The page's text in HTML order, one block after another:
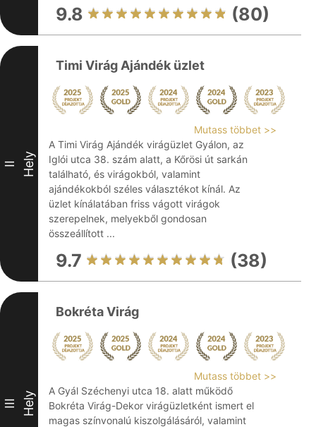
9.8 (80)
II Hely
Timi Virág Ajándék üzlet
Mutass többet >>
A Timi Virág Ajándék virágüzlet Gyálon, az
Iglói utca 38. szám alatt, a Kőrösi út sarkán
található, és virágokból, valamint
ajándékokból széles választékot kínál. Az
üzlet kínálatában friss vágott virágok
szerepelnek, melyekből gondosan
összeállított ...
9.7 (38)
III Hely
Bokréta Virág
Mutass többet >>
A Gyál Széchenyi utca 18. alatt működő
Bokréta Virág-Dekor virágüzletként ismert el
magas színvonalú kiszolgálásáról, valamint